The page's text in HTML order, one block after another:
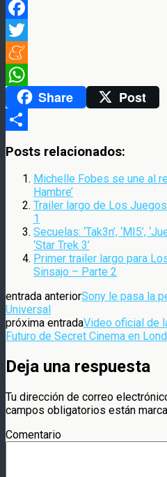
Facebook
Twitter
Meneame
WhatsAppShare Post
Posts relacionados:
Michelle Fobes se une al
Hambre’
Trailer largo de Los
1
Secuelas: ‘Tak3n’, ‘MI5’,
‘Star Trek 3’
Primer trailer largo para
Sinsajo – Parte 2
entrada anteriorSony le pasa la
Universal
próxima entradaVideo oficial de
Futuro de Secret Cinema en
Deja una respuesta
Tu dirección de correo
campos obligatorios están
Comentario